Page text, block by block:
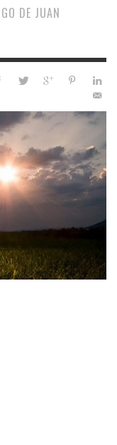
DE JUAN